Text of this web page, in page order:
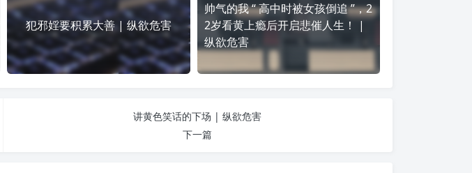
犯邪婬要积累大善 | 纵欲危害
帅气的我 “ 高中时被女孩倒追 ”，2
2岁看黄上瘾后开启悲催人生！ |
纵欲危害
讲黄色笑话的下场 | 纵欲危害
下一篇